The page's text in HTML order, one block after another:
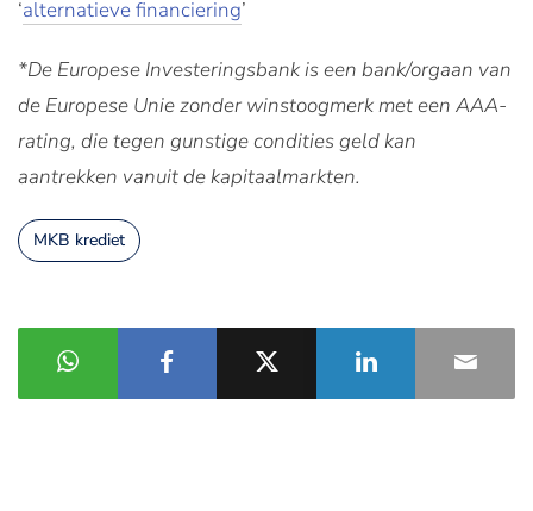
‘alternatieve financiering’
*De Europese Investeringsbank is een bank/orgaan van
de Europese Unie zonder winstoogmerk met een AAA-
rating, die tegen gunstige condities geld kan
aantrekken vanuit de kapitaalmarkten.
MKB krediet